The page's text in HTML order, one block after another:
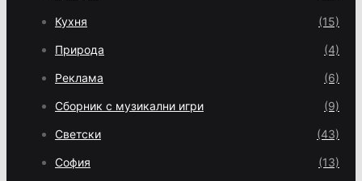
Кухня (15)
Природа (4)
Реклама (6)
Сборник с музикални игри (9)
Светски (43)
София (13)